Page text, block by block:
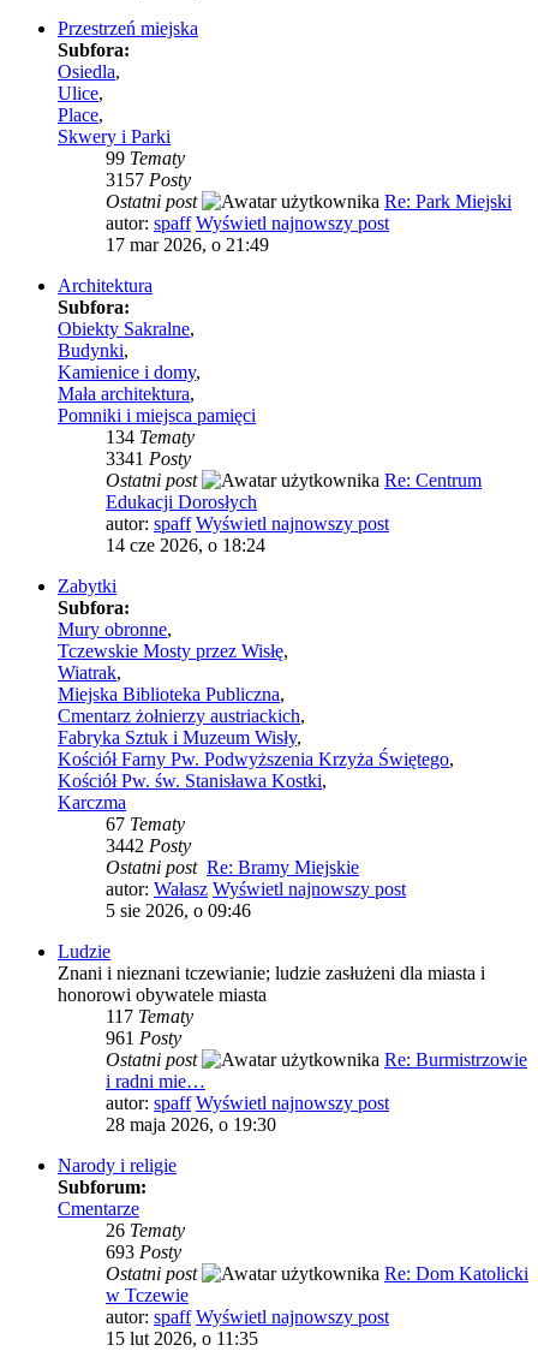
Przestrzeń miejska
Subfora:
Osiedla,
Ulice,
Place,
Skwery i Parki
99 Tematy
3157 Posty
Ostatni post
Re: Park Miejski
autor: spaff Wyświetl najnowszy post
17 mar 2026, o 21:49
Architektura
Subfora:
Obiekty Sakralne,
Budynki,
Kamienice i domy,
Mała architektura,
Pomniki i miejsca pamięci
134 Tematy
3341 Posty
Ostatni post
Re: Centrum
Edukacji Dorosłych
autor: spaff Wyświetl najnowszy post
14 cze 2026, o 18:24
Zabytki
Subfora:
Mury obronne,
Tczewskie Mosty przez Wisłę,
Wiatrak,
Miejska Biblioteka Publiczna,
Cmentarz żołnierzy austriackich,
Fabryka Sztuk i Muzeum Wisły,
Kościół Farny Pw. Podwyższenia Krzyża Świętego,
Kościół Pw. św. Stanisława Kostki,
Karczma
67 Tematy
3442 Posty
Ostatni post Re: Bramy Miejskie
autor: Wałasz Wyświetl najnowszy post
5 sie 2026, o 09:46
Ludzie
Znani i nieznani tczewianie; ludzie zasłużeni dla miasta i
honorowi obywatele miasta
117 Tematy
961 Posty
Ostatni post
Re: Burmistrzowie
i radni mie…
autor: spaff Wyświetl najnowszy post
28 maja 2026, o 19:30
Narody i religie
Subforum:
Cmentarze
26 Tematy
693 Posty
Ostatni post
Re: Dom Katolicki
w Tczewie
autor: spaff Wyświetl najnowszy post
15 lut 2026, o 11:35